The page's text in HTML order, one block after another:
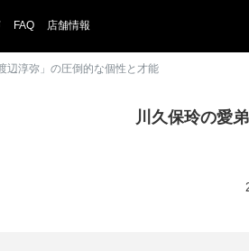
FAQ 店舗情報
辺淳弥」の圧倒的な個性と才能
川久保玲の愛